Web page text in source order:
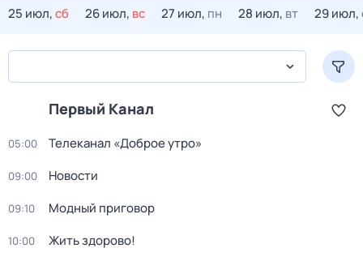
25 июл,сб 26 июл, вс 27 июл, пн 28 июл, вт 29 июл,
Первый Канал
05:00 Телеканал «Доброе утро»
09:00 Новости
09:10 Модный приговор
10:00 Жить здорово!